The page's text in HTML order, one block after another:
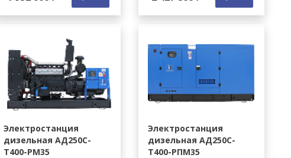
Электростанция
дизельная АД250С-
Т400-РМ35
Электростанция
дизельная АД250С-
Т400-РПМ35